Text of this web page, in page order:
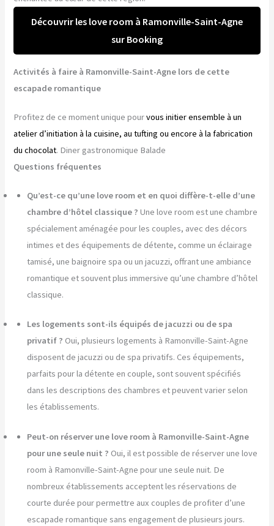
Découvrir les love room à Ramonville-Saint-Agne
sur Booking
Activités à faire à Ramonville-Saint-Agne lors de cette
escapade romantique
Profitez de ce moment unique pourvous initier ensemble à un
atelier d’initiation à la cuisine, au tufting ou encore à la fabrication
du chocolat. Diner gastronomique Balade
Questions fréquentes
Qu’est-ce qu’une love room et en quoi diffère-t-elle d’une
chambre d’hôtel classique ? Une love room est une chambre
spécialement aménagée pour les couples, avec des décors
intimes et des équipements de détente, comme un éclairage
tamisé, une baignoire spa ou un jacuzzi, offrant une ambiance
romantique et souvent plus immersive qu’une chambre d’hôtel
classique.
Les logements sont-ils équipés de jacuzzi ou de spa
privatif ? Oui, plusieurs logements à Ramonville-Saint-Agne
disposent de jacuzzi ou de spa privatifs. Ces équipements,
parfaits pour la détente en couple, sont souvent spécifiés
dans les descriptions des chambres et peuvent varier selon
les établissements.
Peut-on réserver une love room à Ramonville-Saint-Agne
pour une seule nuit ? Oui, il est possible de réserver une love
room à Ramonville-Saint-Agne pour une seule nuit. De
nombreux établissements acceptent les réservations de
courte durée pour permettre aux couples de profiter d’une
escapade romantique sans engagement de plusieurs jours.